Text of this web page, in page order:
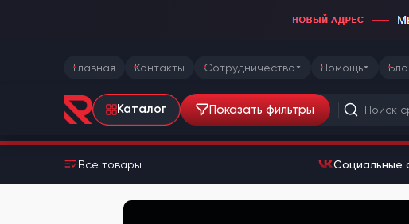
Главная Контакты Сотрудничество Помощь
Каталог Показать фильтры
Все товары Социальные